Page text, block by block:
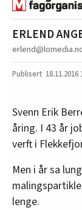
ERLEND
18.11.2016
Svenn Erik
åring. I 43 år
verft i
Men i år sa
lenge.